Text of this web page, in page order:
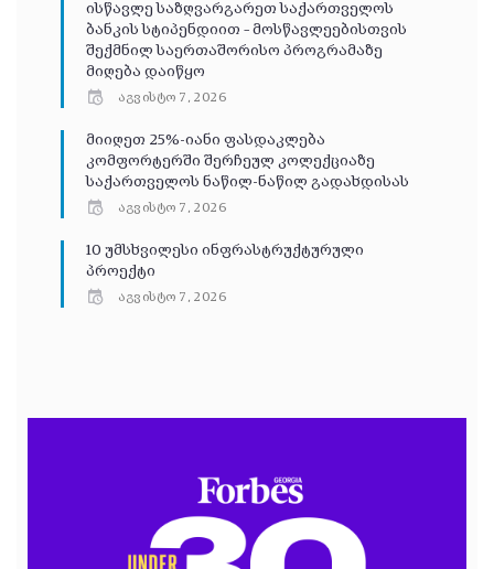
ისწავლე საზღვარგარეთ საქართველოს
ბანკის სტიპენდიით – მოსწავლეებისთვის
შექმნილ საერთაშორისო პროგრამაზე
მიღება დაიწყო
აგვისტო 7, 2026
მიიღეთ 25%-იანი ფასდაკლება
კომფორტერში შერჩეულ კოლექციაზე
საქართველოს ნაწილ-ნაწილ გადახდისას
აგვისტო 7, 2026
10 უმსხვილესი ინფრასტრუქტურული
პროექტი
აგვისტო 7, 2026